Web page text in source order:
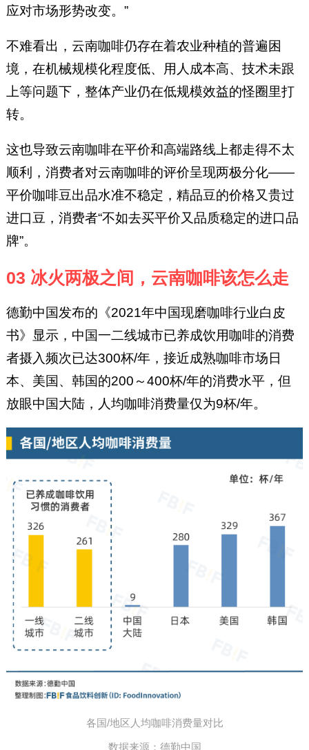
应对市场形势改变。”
不难看出，云南咖啡仍存在着农业种植的普遍困
境，在机械规模化程度低、用人成本高、技术未跟
上等问题下，整体产业仍在低规模效益的怪圈里打
转。
这也导致云南咖啡在平价和高端路线上都走得不太
顺利，消费者对云南咖啡的评价呈现两极分化——
平价咖啡豆出品水准不稳定，精品豆的价格又贵过
进口豆，消费者“不如去买平价又品质稳定的进口品
牌”。
03 冰火两极之间，云南咖啡该怎么走
德勤中国发布的《2021年中国现磨咖啡行业白皮
书》显示，中国一二线城市已养成饮用咖啡的消费
者摄入频次已达300杯/年，接近成熟咖啡市场日
本、美国、韩国的200～400杯/年的消费水平，但
放眼中国大陆，人均咖啡消费量仅为9杯/年。
各国/地区人均咖啡消费量对比
数据来源：德勤中国